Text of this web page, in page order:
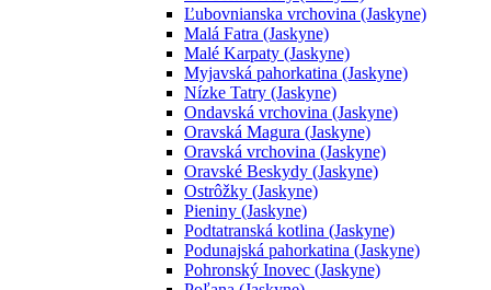
Ľubovnianska vrchovina (Jaskyne)
Malá Fatra (Jaskyne)
Malé Karpaty (Jaskyne)
Myjavská pahorkatina (Jaskyne)
Nízke Tatry (Jaskyne)
Ondavská vrchovina (Jaskyne)
Oravská Magura (Jaskyne)
Oravská vrchovina (Jaskyne)
Oravské Beskydy (Jaskyne)
Ostrôžky (Jaskyne)
Pieniny (Jaskyne)
Podtatranská kotlina (Jaskyne)
Podunajská pahorkatina (Jaskyne)
Pohronský Inovec (Jaskyne)